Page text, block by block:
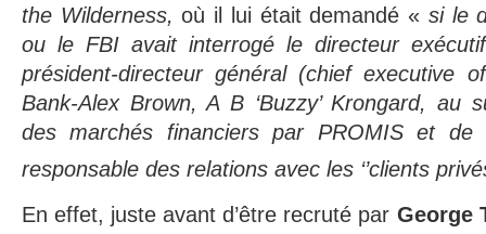
the Wilderness, où il lui était demandé « si le
ou le FBI avait interrogé le directeur
président-directeur général (chief executive
Bank-Alex Brown, A B ‘Buzzy’ Krongard, au
des marchés financiers par PROMIS et
responsable des relations avec les ‘’clients
En effet, juste avant d’être recruté par George